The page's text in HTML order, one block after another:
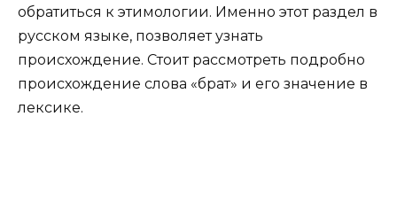
обратиться к этимологии. Именно этот раздел в
русском языке, позволяет узнать
происхождение. Стоит рассмотреть подробно
происхождение слова «брат» и его значение в
лексике.